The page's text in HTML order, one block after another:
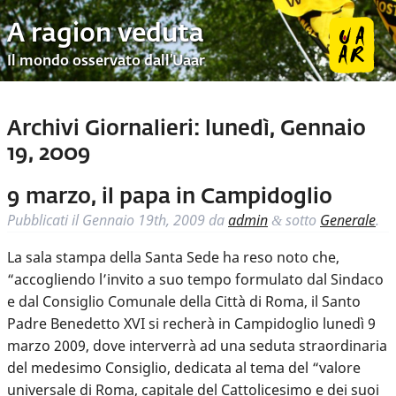
A ragion veduta
Il mondo osservato dall’Uaar
Archivi Giornalieri: lunedì, Gennaio
19, 2009
9 marzo, il papa in Campidoglio
Pubblicati ilGennaio 19th, 2009 daadmin & sotto Generale.
La sala stampa della Santa Sede ha reso noto che,
“accogliendo l’invito a suo tempo formulato dal Sindaco
e dal Consiglio Comunale della Città di Roma, il Santo
Padre Benedetto XVI si recherà in Campidoglio lunedì 9
marzo 2009, dove interverrà ad una seduta straordinaria
del medesimo Consiglio, dedicata al tema del “valore
universale di Roma, capitale del Cattolicesimo e dei suoi